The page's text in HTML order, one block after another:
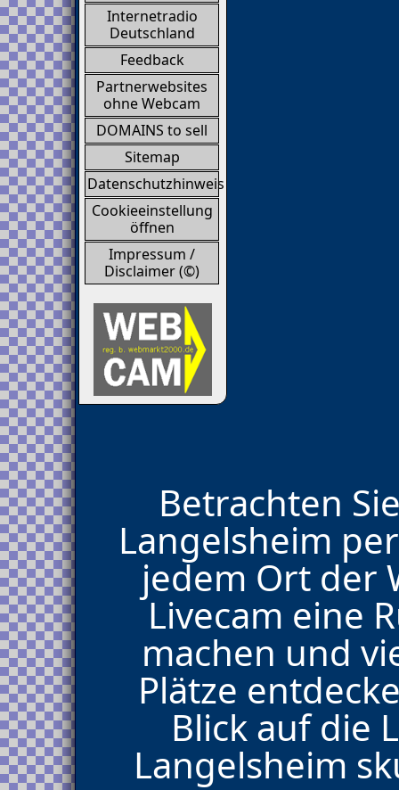
Internetradio
Deutschland
Feedback
Partnerwebsites
ohne Webcam
DOMAINS to sell
Sitemap
Datenschutzhinweis
Cookieeinstellung
öffnen
Impressum /
Disclaimer (©)
Betrachten
Langelsheim
jedem Ort der
Livecam eine
machen und
Plätze
Blick auf die
Langelsheim